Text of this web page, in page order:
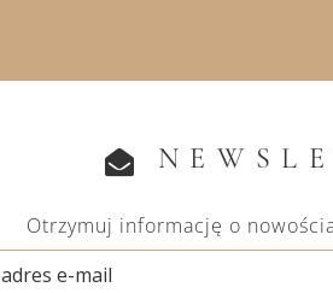
Otrzymuj informację o